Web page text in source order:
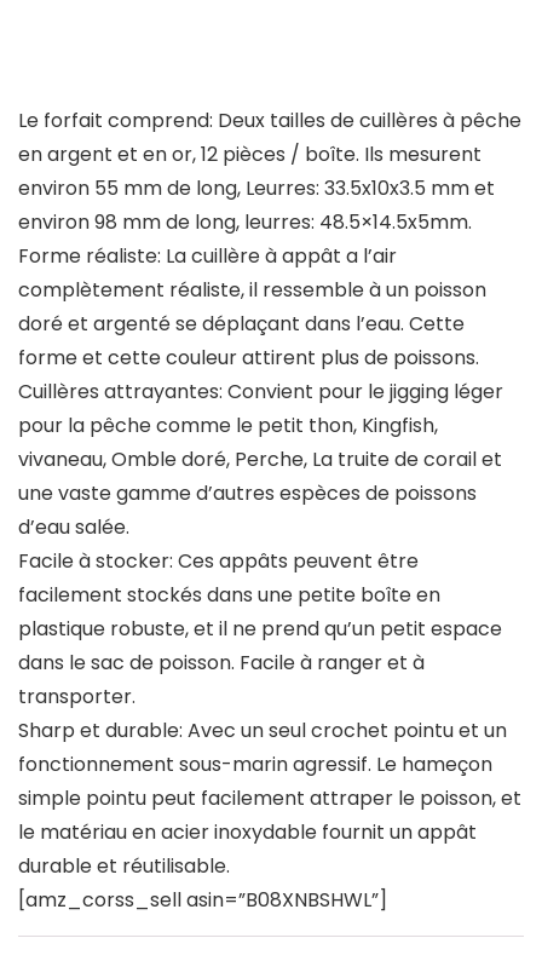
Le forfait comprend: Deux tailles de cuillères à pêche
en argent et en or, 12 pièces / boîte. Ils mesurent
environ 55 mm de long, Leurres: 33.5x10x3.5 mm et
environ 98 mm de long, leurres: 48.5×14.5x5mm.
Forme réaliste: La cuillère à appât a l’air
complètement réaliste, il ressemble à un poisson
doré et argenté se déplaçant dans l’eau. Cette
forme et cette couleur attirent plus de poissons.
Cuillères attrayantes: Convient pour le jigging léger
pour la pêche comme le petit thon, Kingfish,
vivaneau, Omble doré, Perche, La truite de corail et
une vaste gamme d’autres espèces de poissons
d’eau salée.
Facile à stocker: Ces appâts peuvent être
facilement stockés dans une petite boîte en
plastique robuste, et il ne prend qu’un petit espace
dans le sac de poisson. Facile à ranger et à
transporter.
Sharp et durable: Avec un seul crochet pointu et un
fonctionnement sous-marin agressif. Le hameçon
simple pointu peut facilement attraper le poisson, et
le matériau en acier inoxydable fournit un appât
durable et réutilisable.
[amz_corss_sell asin=”B08XNBSHWL”]